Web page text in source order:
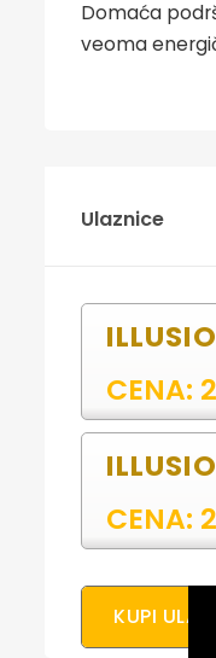
Domaća
veoma
Ulaznice
CENA:
CENA:
KUPI